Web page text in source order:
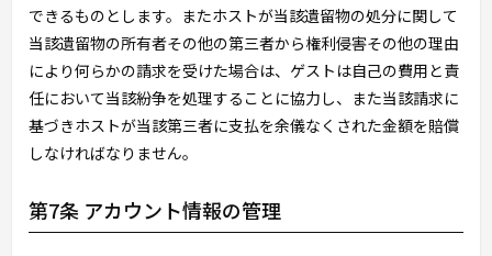
できるものとします。またホストが当該遺留物の処分に関して
当該遺留物の所有者その他の第三者から権利侵害その他の理由
により何らかの請求を受けた場合は、ゲストは自己の費用と責
任において当該紛争を処理することに協力し、また当該請求に
基づきホストが当該第三者に支払を余儀なくされた金額を賠償
しなければなりません。
第7条 アカウント情報の管理